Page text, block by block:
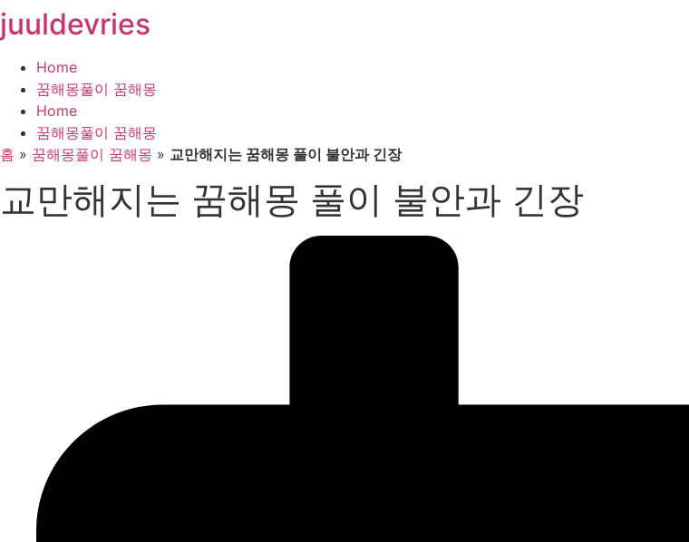
콘
텐
뛰
juuldevries
Home
꿈해몽풀이 꿈해몽
Home
꿈해몽풀이 꿈해몽
홈 » 꿈해몽풀이 꿈해몽 » 교만해지는 꿈해몽 풀이 불안과 긴장
교만해지는 꿈해몽 풀이 불안과 긴장